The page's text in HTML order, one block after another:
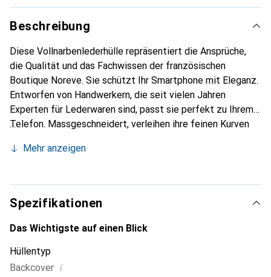
Beschreibung
Diese Vollnarbenlederhülle repräsentiert die Ansprüche,
die Qualität und das Fachwissen der französischen
Boutique Noreve. Sie schützt Ihr Smartphone mit Eleganz.
Entworfen von Handwerkern, die seit vielen Jahren
Experten für Lederwaren sind, passt sie perfekt zu Ihrem
Telefon. Massgeschneidert, verleihen ihre feinen Kurven
unverzichtbaren Accessoire Ihres Smartphones.
die Marke Noreve eine sichere Wahl für eine
anspruchsvolle Kundschaft.
Mehr anzeigen
Spezifikationen
Das Wichtigste auf einen Blick
Hüllentyp
Backcover i